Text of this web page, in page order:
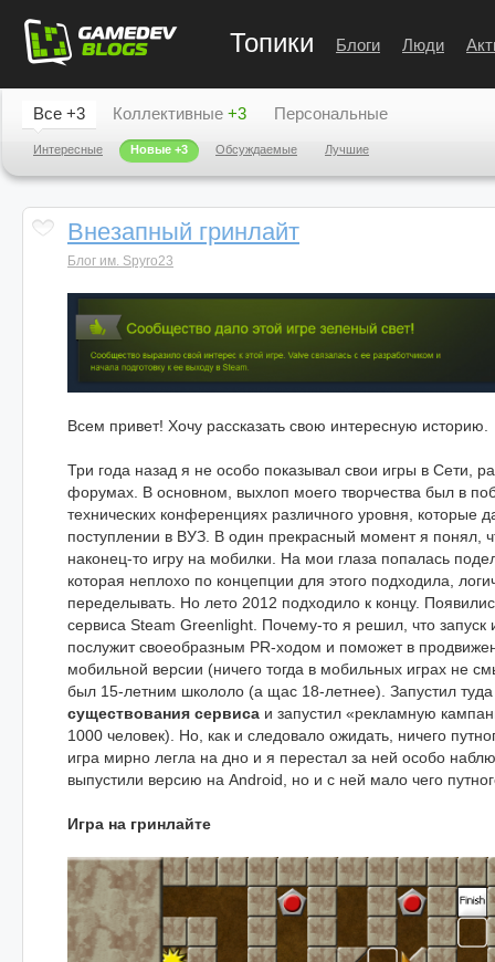
Топики Блоги Люди
Все +3
Интересные Новые +3 Обсуждаемые Лучшие
Коллективные +3 Персональные
Внезапный гринлайт
Блог им. Spyro23
Всем привет! Хочу рассказать свою интересную историю.
Три года назад я не особо показывал свои игры в Сети,
форумах. В основном, выхлоп моего творчества был в
технических конференциях различного уровня, которые
поступлении в ВУЗ. В один прекрасный момент я понял,
наконец-то игру на мобилки. На мои глаза попалась
которая неплохо по концепции для этого подходила,
переделывать. Но лето 2012 подходило к концу.
сервиса Steam Greenlight. Почему-то я решил, что запуск
послужит своеобразным PR-ходом и поможет в
мобильной версии (ничего тогда в мобильных играх не
был 15-летним школоло (а щас 18-летнее). Запустил
существования сервиса и запустил «рекламную
1000 человек). Но, как и следовало ожидать, ничего
игра мирно легла на дно и я перестал за ней особо
выпустили версию на Android, но и с ней мало чего
Игра на гринлайте